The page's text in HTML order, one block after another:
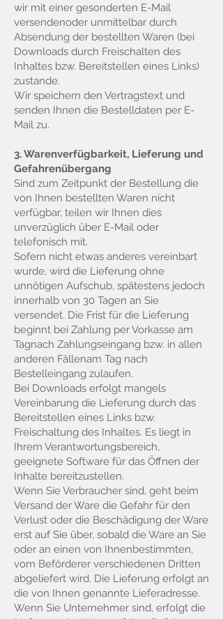
wir mit einer gesonderten E-Mail
versendenoder unmittelbar durch
Absendung der bestellten Waren (bei
Downloads durch Freischalten des
Inhaltes bzw. Bereitstellen eines Links)
zustande.
Wir speichern den Vertragstext und
senden Ihnen die Bestelldaten per E-
Mail zu.
3. Warenverfügbarkeit, Lieferung und
Gefahrenübergang
Sind zum Zeitpunkt der Bestellung die
von Ihnen bestellten Waren nicht
verfügbar, teilen wir Ihnen dies
unverzüglich über E-Mail oder
telefonisch mit.
Sofern nicht etwas anderes vereinbart
wurde, wird die Lieferung ohne
unnötigen Aufschub, spätestens jedoch
innerhalb von 30 Tagen an Sie
versendet. Die Frist für die Lieferung
beginnt bei Zahlung per Vorkasse am
Tagnach Zahlungseingang bzw. in allen
anderen Fällenam Tag nach
Bestelleingang zulaufen.
Bei Downloads erfolgt mangels
Vereinbarung die Lieferung durch das
Bereitstellen eines Links bzw.
Freischaltung des Inhaltes. Es liegt in
Ihrem Verantwortungsbereich,
geeignete Software für das Öffnen der
Inhalte bereitzustellen.
Wenn Sie Verbraucher sind, geht beim
Versand der Ware die Gefahr für den
Verlust oder die Beschädigung der Ware
erst auf Sie über, sobald die Ware an Sie
oder an einen von Ihnenbestimmten,
vom Beförderer verschiedenen Dritten
abgeliefert wird. Die Lieferung erfolgt an
die von Ihnen genannte Lieferadresse.
Wenn Sie Unternehmer sind, erfolgt die